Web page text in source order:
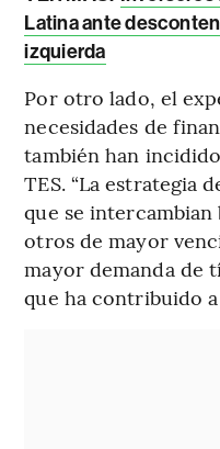
Latina ante
izquierda
Por otro lado, el
necesidades de
también han
TES. “La estrategia
que se
otros de mayor
mayor demanda de
que ha contribuido